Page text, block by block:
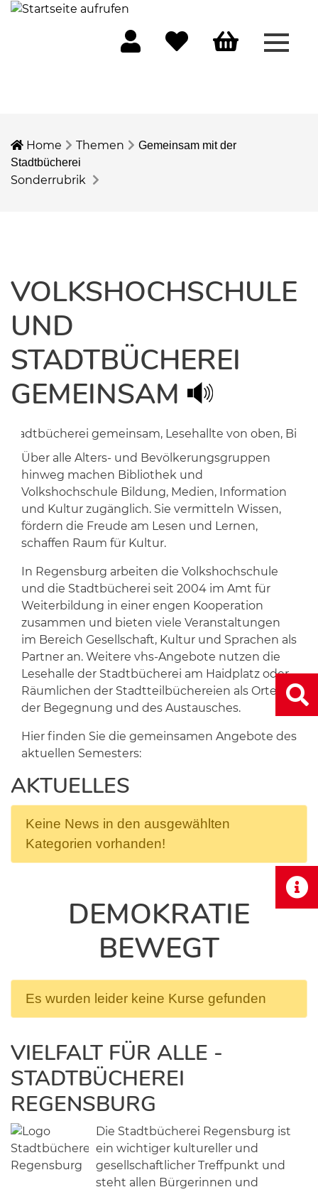
Home Themen
Gemeinsam mit der
Stadtbücherei
Sonderrubrik
VOLKSHOCHSCHULE
UND
STADTBÜCHEREI
GEMEINSAM
Über alle Alters- und Bevölkerungsgruppen
hinweg machen Bibliothek und
Volkshochschule Bildung, Medien, Information
und Kultur zugänglich. Sie vermitteln Wissen,
fördern die Freude am Lesen und Lernen,
schaffen Raum für Kultur.
In Regensburg arbeiten die Volkshochschule
und die Stadtbücherei seit 2004 im Amt für
Weiterbildung in einer engen Kooperation
zusammen und bieten viele Veranstaltungen
im Bereich Gesellschaft, Kultur und Sprachen als
Partner an. Weitere vhs-Angebote nutzen die
Lesehalle der Stadtbücherei am Haidplatz oder
Räumlichen der Stadtteilbüchereien als Orte
der Begegnung und des Austausches.
Hier finden Sie die gemeinsamen Angebote des
aktuellen Semesters:
AKTUELLES
Keine News in den ausgewählten
Kategorien vorhanden!
DEMOKRATIE
BEWEGT
Es wurden leider keine Kurse gefunden
VIELFALT FÜR ALLE -
STADTBÜCHEREI
REGENSBURG
Die Stadtbücherei Regensburg ist
ein wichtiger kultureller und
gesellschaftlicher Treffpunkt und
steht allen Bürgerinnen und